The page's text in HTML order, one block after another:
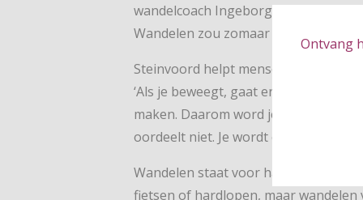
Ontvang
wandelcoach Ingeborg Steinvoord
Wandelen zou zomaar eens het
Steinvoord helpt mensen wandelend
‘Als je beweegt, gaat er meer
maken. Daarom word je van
oordeelt niet. Je wordt er hoopvoller
Wandelen staat voor haar op
fietsen of hardlopen, maar wandelen